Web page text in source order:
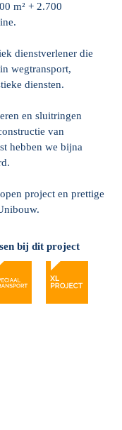
m² + 2.700
dienstverlener die
wegtransport,
diensten.
en sluitringen
van
hebben we bijna
project en prettige
bij dit project